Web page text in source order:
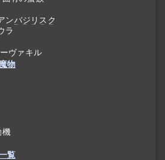
ンバジリスク
ラ
ヴァキル
物
機
覧